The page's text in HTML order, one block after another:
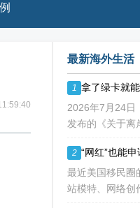
最新海外生活
1
2026年7月24日
发布的《关于离
深水炸弹，在
激起千层浪。这
局配套发
2
最近美国移民圈
站模特、网络创